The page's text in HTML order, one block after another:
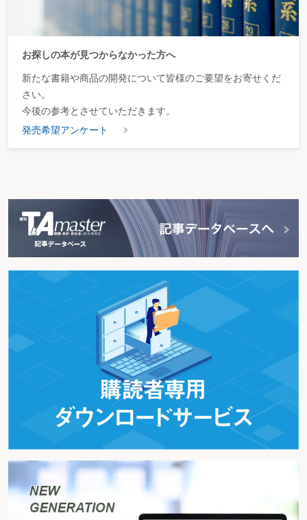
お探しの本が見つからなかった方へ
新たな書籍や商品の開発について皆様のご要望をお寄せくだ
さい。
今後の参考とさせていただきます。
発売希望アンケート